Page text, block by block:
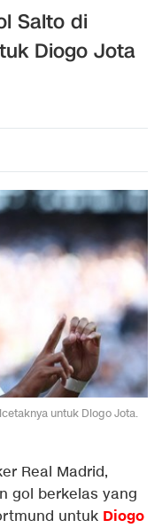
Salto di
Diogo Jota
untuk Diogo Jota.
Real Madrid,
gol berkelas yang
untuk Diogo